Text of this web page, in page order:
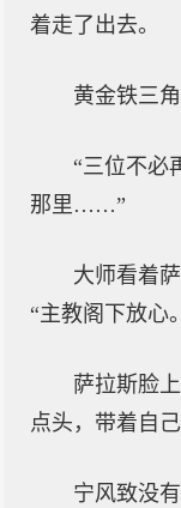
着走了出去。
黄金铁三
“三位不必
那里……”
大师看着
“主教阁下放心
萨拉斯脸
点头，带着自
宁风致没